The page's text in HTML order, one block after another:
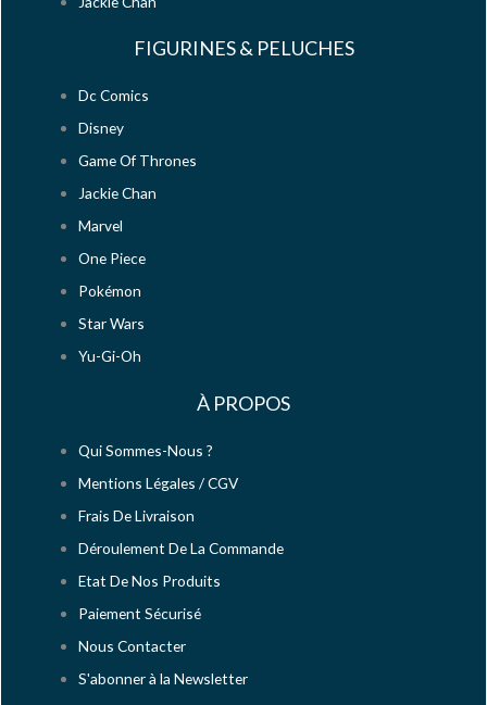
FIGURINES & PELUCHES
Dc Comics
Disney
Game Of Thrones
Jackie Chan
Marvel
One Piece
Pokémon
Star Wars
Yu-Gi-Oh
À PROPOS
Qui Sommes-Nous ?
Mentions Légales / CGV
Frais De Livraison
Déroulement De La Commande
Etat De Nos Produits
Paiement Sécurisé
Nous Contacter
S'abonner à la Newsletter